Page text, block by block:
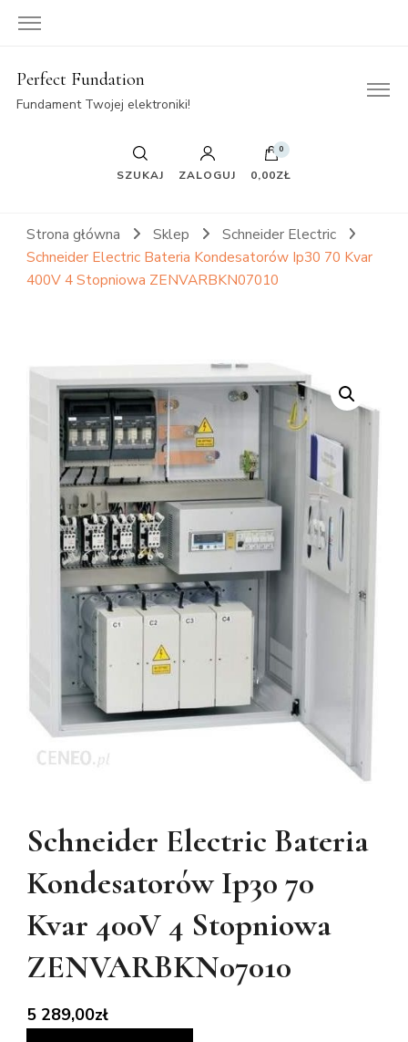
Perfect Fundation
Fundament Twojej elektroniki!
SZUKAJ ZALOGUJ
0
0,00ZŁ
Strona główna Sklep
Schneider Electric
Schneider Electric Bateria Kondesatorów Ip30 70 Kvar
400V 4 Stopniowa ZENVARBKN07010
Schneider Electric Bateria
Kondesatorów Ip30 70
Kvar 400V 4 Stopniowa
ZENVARBKN07010
5 289,00zł